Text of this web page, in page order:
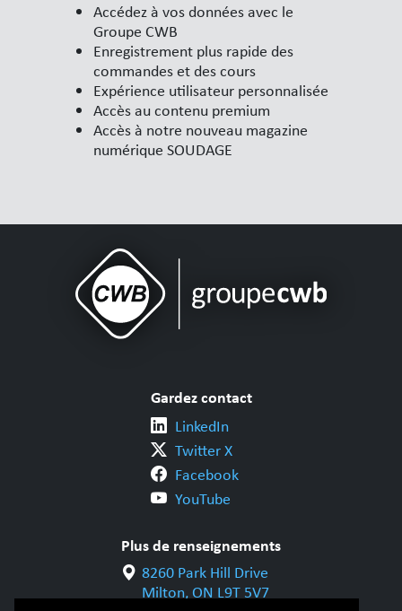
Accédez à vos données avec le
Groupe CWB
Enregistrement plus rapide des
commandes et des cours
Expérience utilisateur personnalisée
Accès au contenu premium
Accès à notre nouveau magazine
numérique SOUDAGE
Gardez contact
LinkedIn
Twitter X
Facebook
YouTube
Plus de renseignements
8260 Park Hill Drive
Milton, ON L9T 5V7